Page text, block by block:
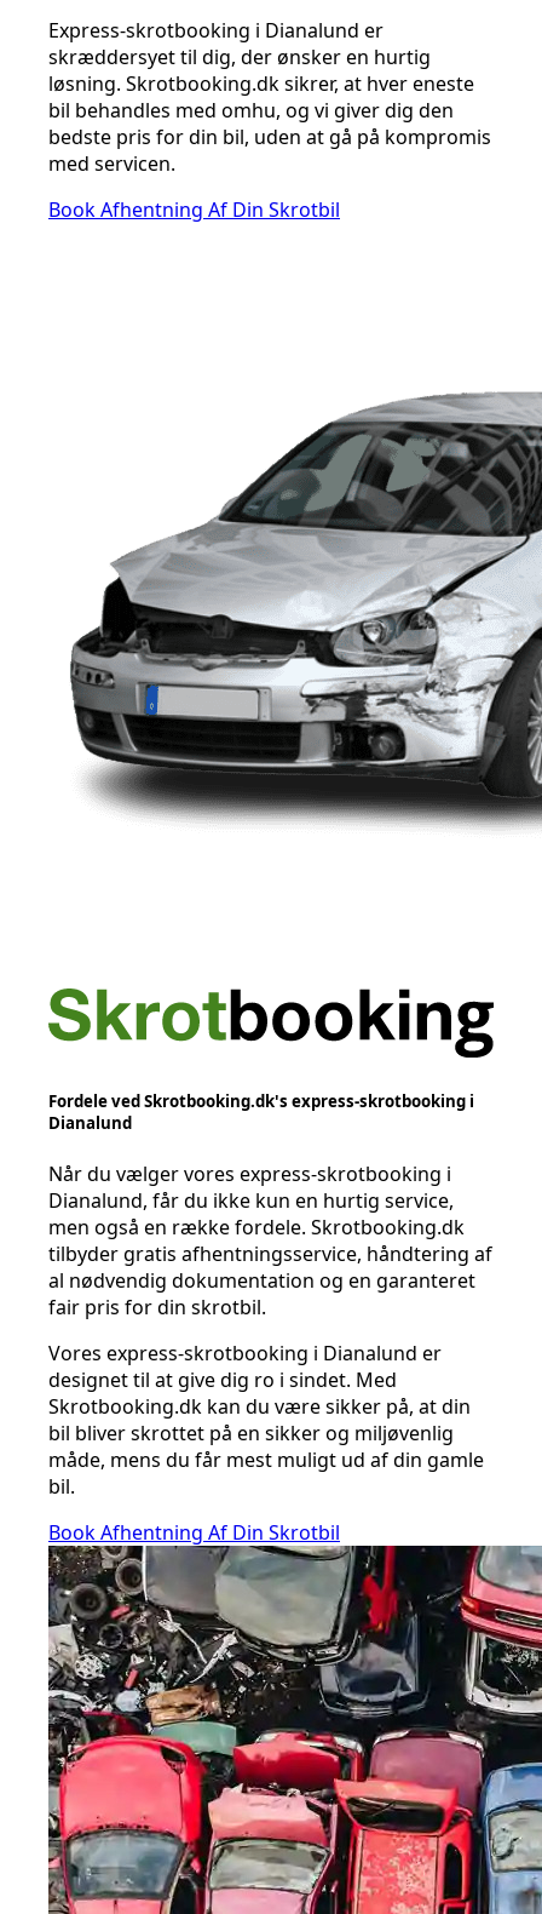
Express-skrotbooking i Dianalund er
skræddersyet til dig, der ønsker en hurtig
løsning. Skrotbooking.dk sikrer, at hver eneste
bil behandles med omhu, og vi giver dig den
bedste pris for din bil, uden at gå på kompromis
med servicen.
Book Afhentning Af Din Skrotbil
Fordele ved Skrotbooking.dk's express-skrotbooking i
Dianalund
Når du vælger vores express-skrotbooking i
Dianalund, får du ikke kun en hurtig service,
men også en række fordele. Skrotbooking.dk
tilbyder gratis afhentningsservice, håndtering af
al nødvendig dokumentation og en garanteret
fair pris for din skrotbil.
Vores express-skrotbooking i Dianalund er
designet til at give dig ro i sindet. Med
Skrotbooking.dk kan du være sikker på, at din
bil bliver skrottet på en sikker og miljøvenlig
måde, mens du får mest muligt ud af din gamle
bil.
Book Afhentning Af Din Skrotbil